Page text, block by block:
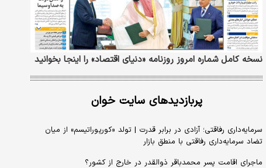
نسخه کامل شماره امروز روزنامه «دنیای‌ اقتصاد» را اینجا بخوانید
پربازدیدهای سایت خوان
سرمایه‌داری رفاقتی؛ آزادی در برابر قدرت | تولد «کورپوراتیسم» از میان
تضاد سرمایه‌داری رفاقتی با منطق بازار
ماجرای اقامت پسر محمدباقر ذوالقدر در خارج از کشور؟